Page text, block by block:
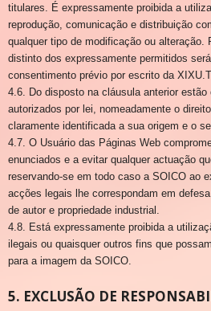
titulares. É expressamente proibida a
reprodução, comunicação e distribuição
qualquer tipo de modificação ou alteração.
distinto dos expressamente permitidos
consentimento prévio por escrito da
4.6. Do disposto na cláusula anterior
autorizados por lei, nomeadamente o
claramente identificada a sua origem e o
4.7. O Usuário das Páginas Web
enunciados e a evitar qualquer actuação
reservando-se em todo caso a SOICO ao
acções legais lhe correspondam em
de autor e propriedade industrial.
4.8. Está expressamente proibida a
ilegais ou quaisquer outros fins que
para a imagem da SOICO.
5. EXCLUSÃO DE